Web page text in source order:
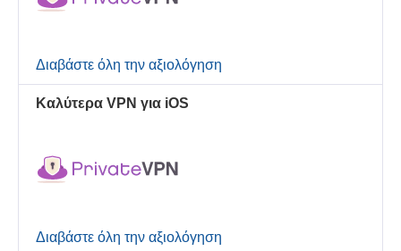
Διαβάστε όλη την αξιολόγηση
Καλύτερα VPN για iOS
Διαβάστε όλη την αξιολόγηση